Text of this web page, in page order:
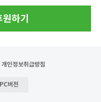
개인정보취급방침
PC버전